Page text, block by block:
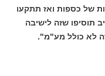
של כספות ואז תתקעו
לא יגיב תוסיפו שזה לישיבה
לא כולל מע"מ".